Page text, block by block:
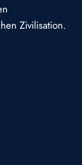
Zivilisation.